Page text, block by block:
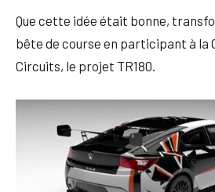
Que cette idée était bonne,
bête de course en participant à la
Circuits, le projet TR180.